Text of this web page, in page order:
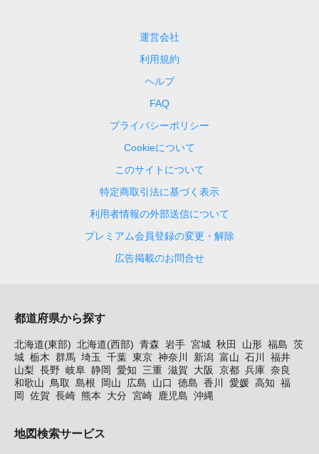
運営会社
利用規約
ヘルプ
FAQ
プライバシーポリシー
Cookieについて
このサイトについて
特定商取引法に基づく表示
利用者情報の外部送信について
プレミアム会員登録の変更・解除
広告掲載のお問合せ
都道府県から探す
北海道(東部) 北海道(西部) 青森 岩手 宮城 秋田 山形 福島 茨
城 栃木 群馬 埼玉 千葉 東京 神奈川 新潟 富山 石川
福井
山梨 長野 岐阜 静岡 愛知 三重 滋賀 大阪 京都 兵庫 奈良
和歌山 鳥取 島根 岡山 広島 山口 徳島 香川 愛媛 高知 福
岡
佐賀 長崎 熊本 大分 宮崎 鹿児島 沖縄
地図検索サービス